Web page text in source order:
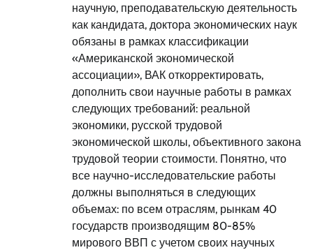
научную, преподавательскую деятельность
как кандидата, доктора экономических наук
обязаны в рамках классификации
«Американской экономической
ассоциации», ВАК откорректировать,
дополнить свои научные работы в рамках
следующих требований: реальной
экономики, русской трудовой
экономической школы, объективного закона
трудовой теории стоимости. Понятно, что
все научно-исследовательские работы
должны выполняться в следующих
объемах: по всем отраслям, рынкам 40
государств производящим 80-85%
мирового ВВП с учетом своих научных